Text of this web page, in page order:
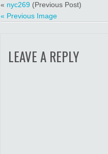
« nyc269(Previous Post)
« Previous Image
LEAVE A REPLY